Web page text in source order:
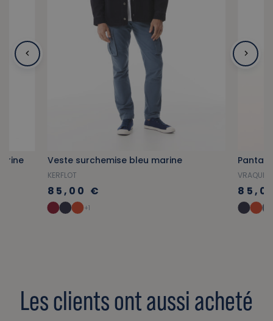
Veste surchemise bleu marine
KERFLOT
85,00 €
+1
VRAQUIER
Les clients ont aussi acheté